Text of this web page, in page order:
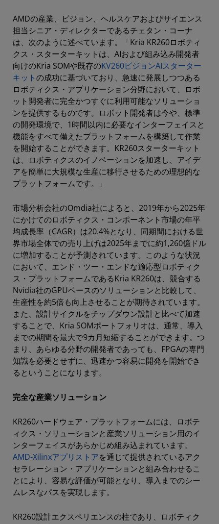
AMDの産業、ビジョン、ヘルスケアおよびサイエンス
担当シニア・ディレクターであるチェタン・コーナ
は、次のように述べています。「Kria KR260ロボティ
クス・スターターキットは、AIおよび組み込み開発者
向けのKria SOMや既存のKV260ビジョンAIスターター
キットの成功に基づいており、急速に発展しつつある
ロボティクス・アプリケーション分野において、ロボ
ット開発者に完全かつすぐに利用可能なソリューショ
ンを提供するものです。ロボット開発者は今や、標準
の開発環境で、1時間以内に必要なインターフェイスと
機能をすべて備えたプラットフォームを構築して作業
を開始することができます。KR260スターターキット
は、ロボティクスのイノベーションを加速し、アイデ
アを簡単に大規模な生産に移行させるための理想的な
プラットフォームです。」
市場分析会社のOmdia社によると、2019年から2025年
にかけてのロボティクス・コンポーネント市場の年平
均成長率（CAGR）は20.4%となり、同期間における世
界市場全体での売り上げは2025年までに約1,260億ドル
に増加することが予測されています。このような状況
において、エンド・ツー・エンドな適応型ロボティク
ス・プラットフォームであるKria KR260は、競合する
Nvidia社のGPUベースのソリューションと比較して、
生産性を約5倍も向上させることが期待されています。
また、設計サイクルをチップダウン設計と比べて加速
することで、Kria SOMポートフォリオは、通常、導入
までの期間を最大で9カ月短縮することができます。つ
まり、あらゆる分野の開発者であっても、FPGAの専門
知識を必要とせずに、迅速かつ容易に開発を開始でき
るということになります。
完全な産業ソリューション
KR260ハードウェア・プラットフォームには、ロボテ
ィクス・ソリューションと産業ソリューション用のイ
ンターフェイスがあらかじめ組み込まれています。
AMD-Xilinxアプリストアを通じて提供されているアク
セラレーション・アプリケーションと組み合わせるこ
とにより、容易な評価が可能となり、導入までのシー
ムレスなパスを実現します。
KR260設計エクスペリエンスの柱であり、ロボティク